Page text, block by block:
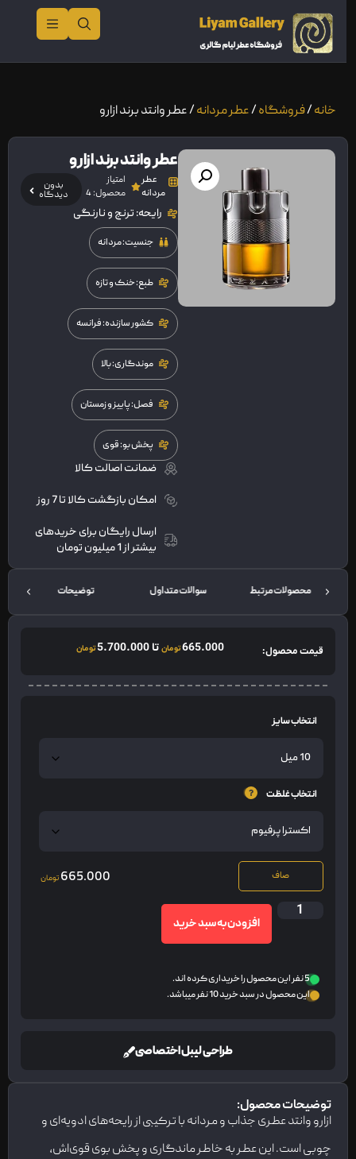
خانه/فروشگاه/عطر مردانه/ عطر وانتد برند ازارو
عطر وانتد برند ازارو
عطر
مردانه
امتیاز
محصول: 4
بدون
دیدگاه
رایحه: ترنج و نارنگی
جنسیت: مردانه
طبع: خنک و تازه
کشور سازنده: فرانسه
موندگاری: بالا
فصل: پاییز و زمستان
پخش بو: قوی
ضمانت اصالت کالا
امکان بازگشت کالا تا 7 روز
ارسال رایگان برای خریدهای
بیشتر از 1 میلیون تومان
محصولات مرتبط سوالات متداول توضیحات
قیمت محصول: 665.000تومانتا5.700.000تومان
انتخاب سایز
انتخاب غلظت
صاف 665.000 تومان
افزودن به سبد خرید
5 نفر این محصول را خریداری کرده اند.
این محصول در سبد خرید 10 نفر میباشد.
طراحی لیبل اختصاصی
توضیحات محصول:
ازارو وانتد عطری جذاب و مردانه با ترکیبی از رایحه‌های ادویه‌ای و
چوبی است. این عطر به خاطر ماندگاری و پخش بوی قوی‌اش،